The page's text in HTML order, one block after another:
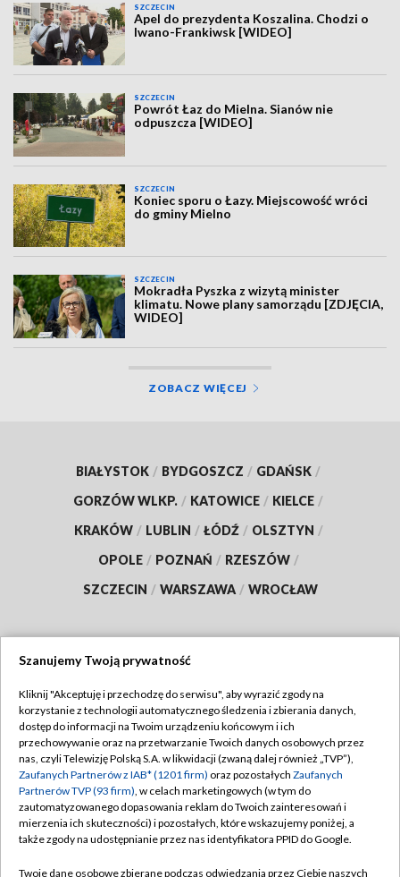
SZCZECIN
Apel do prezydenta Koszalina. Chodzi o
Iwano-Frankiwsk [WIDEO]
SZCZECIN
Powrót Łaz do Mielna. Sianów nie
odpuszcza [WIDEO]
SZCZECIN
Koniec sporu o Łazy. Miejscowość wróci
do gminy Mielno
SZCZECIN
Mokradła Pyszka z wizytą minister
klimatu. Nowe plany samorządu [ZDJĘCIA,
WIDEO]
ZOBACZ WIĘCEJ
BIAŁYSTOK / BYDGOSZCZ / GDAŃSK /
GORZÓW WLKP. / KATOWICE / KIELCE /
KRAKÓW / LUBLIN / ŁÓDŹ / OLSZTYN /
OPOLE / POZNAŃ / RZESZÓW /
SZCZECIN / WARSZAWA / WROCŁAW
TVP
Abonament TVP
Emisja w TVP
Centrum informacji TVP
Naziemna Telewizja Cyfrowa
Regulamin TVP
Polityka prywatności
Moje zgody
Pomoc
Szanujemy Twoją prywatność
Kliknij "Akceptuję i przechodzę do serwisu", aby wyrazić zgody na
korzystanie z technologii automatycznego śledzenia i zbierania danych,
dostęp do informacji na Twoim urządzeniu końcowym i ich
przechowywanie oraz na przetwarzanie Twoich danych osobowych przez
nas, czyli Telewizję Polską S.A. w likwidacji (zwaną dalej również „TVP”),
Zaufanych Partnerów z IAB* (1201 firm) oraz pozostałych Zaufanych
Partnerów TVP (93 firm), w celach marketingowych (w tym do
zautomatyzowanego dopasowania reklam do Twoich zainteresowań i
mierzenia ich skuteczności) i pozostałych, które wskazujemy poniżej, a
także zgody na udostępnianie przez nas identyfikatora PPID do Google.
Twoje dane osobowe zbierane podczas odwiedzania przez Ciebie naszych